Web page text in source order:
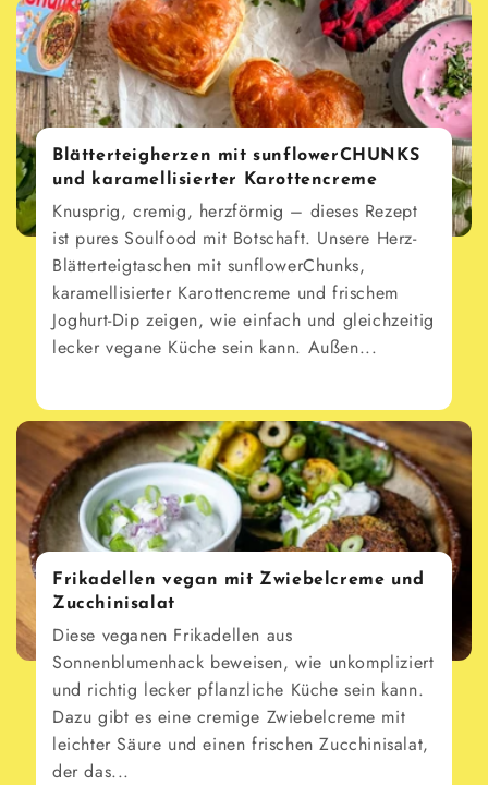
Blätterteigherzen mit sunflowerCHUNKS
und karamellisierter Karottencreme
Knusprig, cremig, herzförmig – dieses Rezept
ist pures Soulfood mit Botschaft. Unsere Herz-
Blätterteigtaschen mit sunflowerChunks,
karamellisierter Karottencreme und frischem
Joghurt-Dip zeigen, wie einfach und gleichzeitig
lecker vegane Küche sein kann. Außen...
Frikadellen vegan mit Zwiebelcreme und
Zucchinisalat
Diese veganen Frikadellen aus
Sonnenblumenhack beweisen, wie unkompliziert
und richtig lecker pflanzliche Küche sein kann.
Dazu gibt es eine cremige Zwiebelcreme mit
leichter Säure und einen frischen Zucchinisalat,
der das...